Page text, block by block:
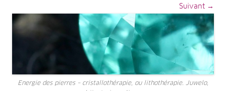
Suivant →
Energie des pierres – cristallothérapie, ou lithothérapie. Juwelo,